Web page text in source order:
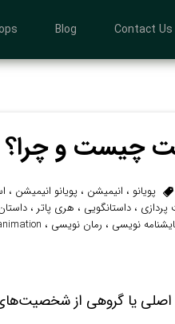
Blog Contact Us
چیست و چرا؟
پویانو ، انیمیشن ، پویانو انیمیشن ،
، داستانگویی ، هری پاتر ،
نویسی ، رمان نویسی ،
اصلی یا گروهی از